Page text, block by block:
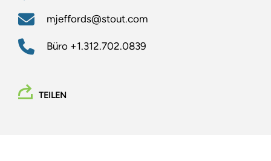
mjeffords@stout.com
Büro +1.312.702.0839
TEILEN